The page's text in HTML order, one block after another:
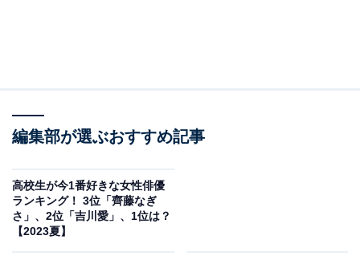
編集部が選ぶおすすめ記事
高校生が今1番好きな女性俳優
ランキング！ 3位「齊藤なぎ
さ」、2位「吉川愛」、1位は？
【2023夏】